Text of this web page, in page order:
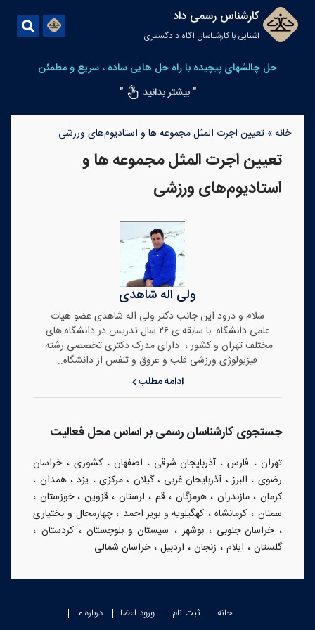
کارشناس رسمی داد
آشنایی با کارشناسان آگاه دادگستری
حل چالشهای پیچیده با راه حل هایی ساده ، سریع و مطمئن
" بیشتر بدانید
"
خانه» تعیین اجرت المثل مجموعه ها و استادیوم‌های ورزشی
تعیین اجرت المثل مجموعه ها و
استادیوم‌های ورزشی
ولی اله شاهدی
سلام و درود این جانب دکتر ولی اله شاهدی عضو هیات
علمی دانشگاه با سابقه ی ۲۶ سال تدریس در دانشگاه های
مختلف تهران و کشور ، دارای مدرک دکتری تخصصی رشته
فیزیولوژی ورزشی قلب و عروق و تنفس از دانشگاه..
ادامه مطلب
جستجوی کارشناسان رسمی بر اساس محل فعالیت
تهران ، فارس،آذربایجان شرقی ، اصفهان ،کشوری ،خراسان
رضوی ، البرز،آذربایجان غربی ،گیلان ،مرکزی ، یزد،همدان ،
کرمان ،مازندران ،هرمزگان ، قم ، لرستان ، قزوین ،خوزستان ،
سمنان ، کرمانشاه، کهگیلویه و بویر احمد ،چهارمحال و بختیاری
،خراسان جنوبی ،بوشهر، سیستان و بلوچستان،کردستان ،
گلستان ، ایلام ، زنجان ، اردبیل ،خراسان شمالی
خانه ثبت نام ورود اعضا
درباره ما